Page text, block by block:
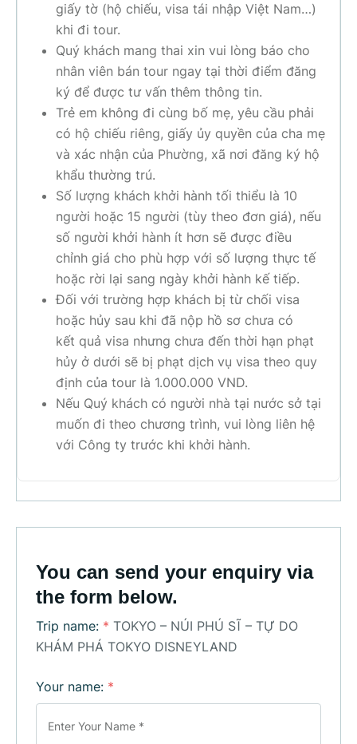
giấy tờ (hộ chiếu, visa tái nhập Việt Nam…)
khi đi tour.
Quý khách mang thai xin vui lòng báo cho
nhân viên bán tour ngay tại thời điểm đăng
ký để được tư vấn thêm thông tin.
Trẻ em không đi cùng bố mẹ, yêu cầu phải
có hộ chiếu riêng, giấy ủy quyền của cha mẹ
và xác nhận của Phường, xã nơi đăng ký hộ
khẩu thường trú.
Số lượng khách khởi hành tối thiểu là 10
người hoặc 15 người (tùy theo đơn giá), nếu
số người khởi hành ít hơn sẽ được điều
chỉnh giá cho phù hợp với số lượng thực tế
hoặc rời lại sang ngày khởi hành kế tiếp.
Đối với trường hợp khách bị từ chối visa
hoặc hủy sau khi đã nộp hồ sơ chưa có
kết quả visa nhưng chưa đến thời hạn phạt
hủy ở dưới sẽ bị phạt dịch vụ visa theo quy
định của tour là 1.000.000 VND.
Nếu Quý khách có người nhà tại nước sở tại
muốn đi theo chương trình, vui lòng liên hệ
với Công ty trước khi khởi hành.
You can send your enquiry via
the form below.
Trip name: * TOKYO – NÚI PHÚ SĨ – TỰ DO
KHÁM PHÁ TOKYO DISNEYLAND
Your name: *